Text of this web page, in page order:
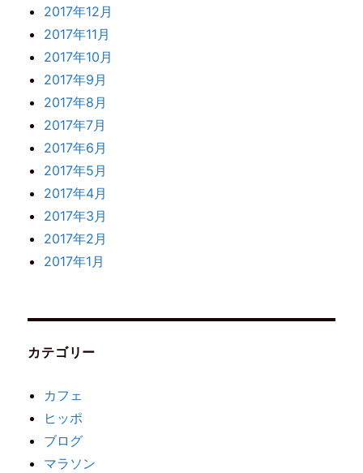
2017年12月
2017年11月
2017年10月
2017年9月
2017年8月
2017年7月
2017年6月
2017年5月
2017年4月
2017年3月
2017年2月
2017年1月
カテゴリー
カフェ
ヒッポ
ブログ
マラソン